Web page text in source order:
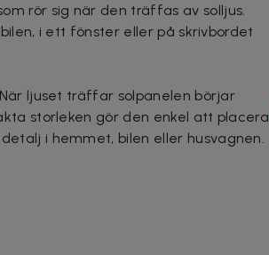
rör sig när den träffas av solljus.
i ett fönster eller på skrivbordet
ljuset träffar solpanelen börjar
storleken gör den enkel att placera
i hemmet, bilen eller husvagnen.